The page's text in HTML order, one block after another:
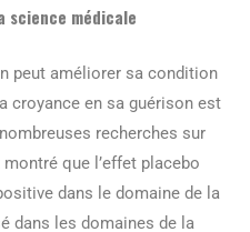
science médicale
peut améliorer sa condition
croyance en sa guérison est
recherches sur
que l’effet placebo
dans le domaine de la
dans les domaines de la